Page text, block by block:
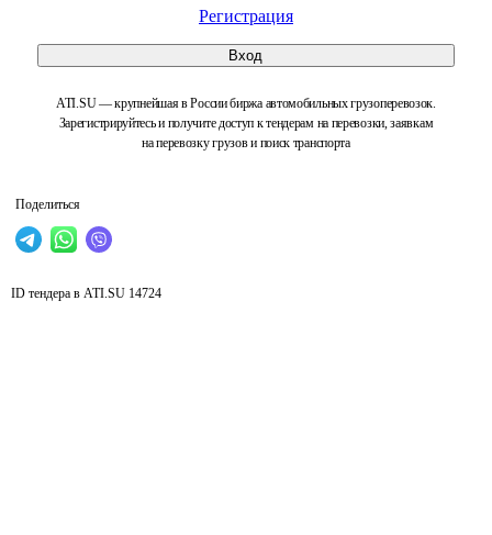
Регистрация
Вход
ATI.SU — крупнейшая в России биржа автомобильных грузоперевозок.
Зарегистрируйтесь и получите доступ к тендерам на перевозки, заявкам
на перевозку грузов и поиск транспорта
Поделиться
ID тендера в ATI.SU 14724